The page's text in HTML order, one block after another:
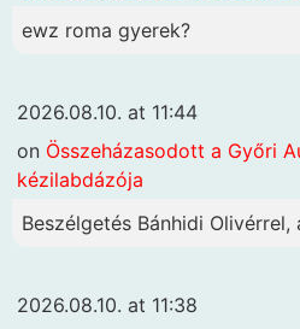
ewz roma gyerek?
2026.08.10. at 11:44
on Összeházasodott a Győri
kézilabdázója
Beszélgetés Bánhidi
2026.08.10. at 11:38